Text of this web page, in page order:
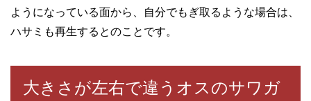
ようになっている面から、自分でもぎ取るような場合は、
ハサミも再生するとのことです。
大きさが左右で違うオスのサワガ